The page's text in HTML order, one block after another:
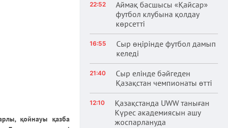
қойнауы қазба
22:52
Аймақ басшысы «Қайсар»
футбол клубына қолдау
көрсетті
16:55
Сыр өңірінде футбол дамып
келеді
21:40
Сыр елінде бәйгеден
Қазақстан чемпионаты өтті
12:10
Қазақстанда UWW таныған
Күрес академиясын ашу
жоспарлануда